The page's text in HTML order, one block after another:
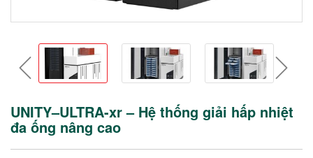
prev next
UNITY–ULTRA-xr – Hệ thống giải hấp nhiệt
đa ống nâng cao